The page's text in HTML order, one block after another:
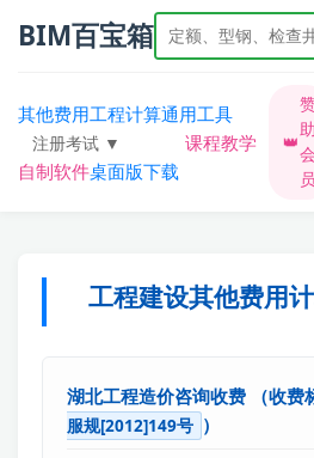
BIM百宝箱
其他费用工程计算通用工具
注册考试 ▼
综合题库
二级建造
安全工程师
课程教学
自制软件桌面版下载
👑
助
会
员
工程建设其他费用
湖北工程造价咨询收费 （收费
服规[2012]149号 ）